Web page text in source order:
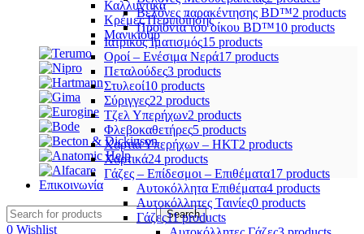
Καλλυντικά
Κρέμες Περιποίησης
Μανικιούρ
Επικοινωνία
Search
0 Wishlist
Βελόνες παρακέντησης BD™2 products
Προϊόντα του οίκου BD™10 products
Ιατρικός Ιματισμός15 products
Οροί – Ενέσιμα Νερά17 products
Πεταλούδες3 products
Στυλεοί10 products
Σύριγγες22 products
Τζελ Υπερήχων2 products
Φλεβοκαθετήρες5 products
Χαρτιά Υπερήχων – ΗΚΤ2 products
Χαρτικά24 products
Γάζες – Επίδεσμοι – Επιθέματα17 products
Αυτοκόλλητα Επιθέματα4 products
Αυτοκόλλητες Ταινίες0 products
Γάζες11 products